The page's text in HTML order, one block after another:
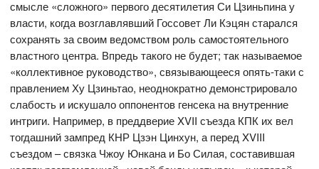
смысле «сложного» первого десятилетия Си Цзиньпина у
власти, когда возглавлявший Госсовет Ли Кэцян старался
сохранять за своим ведомством роль самостоятельного
властного центра. Впредь такого не будет; так называемое
«коллективное руководство», связывающееся опять-таки с
правлением Ху Цзиньтао, неоднократно демонстрировало
слабость и искушало оппонентов генсека на внутренние
интриги. Например, в преддверие XVII съезда КПК их вел
тогдашний зампред КНР Цзэн Цинхун, а перед XVIII
съездом – связка Чжоу Юнкана и Бо Силая, составившая